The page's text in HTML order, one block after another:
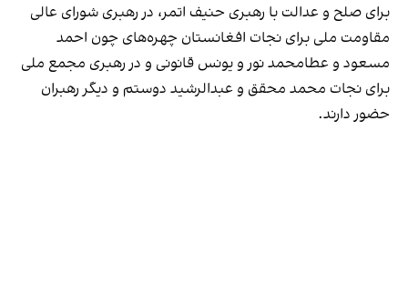
برای صلح و عدالت با رهبری حنیف اتمر، در رهبری شورای عالی
مقاومت ملی برای نجات افغانستان چهره‌های چون احمد
مسعود و عطامحمد نور و یونس قانونی و در رهبری مجمع ملی
برای نجات محمد محقق و عبدالرشید دوستم و دیگر رهبران
حضور دارند.